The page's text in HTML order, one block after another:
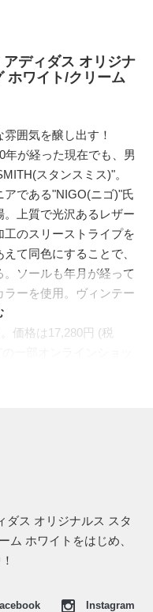
アディダス オリジナ
ホワイト/クリーム
囲気を醸し出す！
が経った現在でも、男
スタンスミス)"。
である"NIGO(ニゴ)"氏
上質で光沢あるレザー
のスリーストライプを
て同色にすることで、
ソールも年月が経って
ーを使用。ヴィンテー
価格は17,280円 (税
ダス オリジナルス スタ
ム ホワイトをはじめ、
Instagram